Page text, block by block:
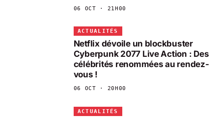
06 OCT · 21H00
ACTUALITÉS
Netflix dévoile un blockbuster
Cyberpunk 2077 Live Action : Des
célébrités renommées au rendez-
vous !
06 OCT · 20H00
ACTUALITÉS